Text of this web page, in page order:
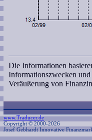
Die Informationen
Informationszwecken
Veräußerung von
www.Traducer.de
Copyright © 2000-2026
Josef Gebhardt Innovative